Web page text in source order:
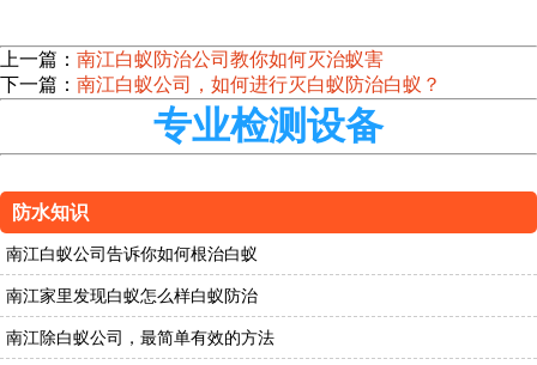
上一篇： 南江白蚁防治公司教你如何灭治蚁害
下一篇： 南江白蚁公司，如何进行灭白蚁防治白蚁？
专业检测设备
防水知识
南江白蚁公司告诉你如何根治白蚁
南江家里发现白蚁怎么样白蚁防治
南江除白蚁公司，最简单有效的方法